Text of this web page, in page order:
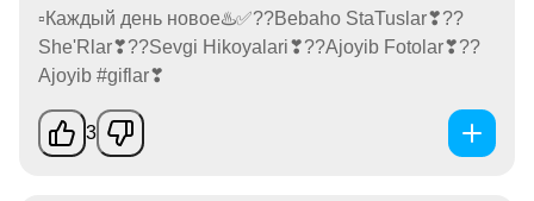
▫️Каждый день новое♨️✅??Bebaho StaTuslar❣??
She'Rlar❣??Sevgi Hikoyalari❣??Ajoyib Fotolar❣??
Ajoyib #giflar❣
3